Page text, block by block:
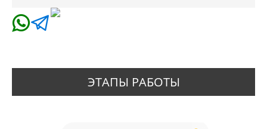
ЭТАПЫ РАБОТЫ